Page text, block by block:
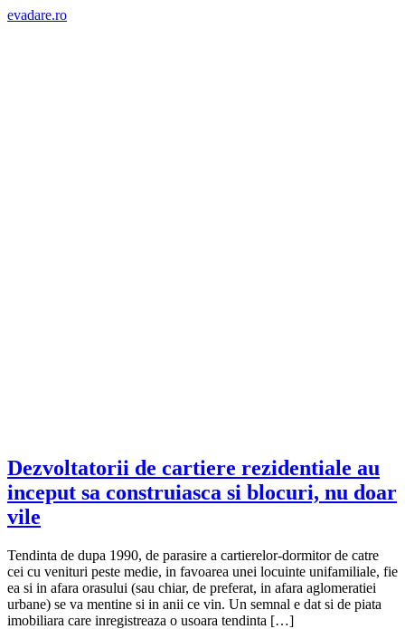
evadare.ro
Dezvoltatorii de cartiere rezidentiale au
inceput sa construiasca si blocuri, nu doar
vile
Tendinta de dupa 1990, de parasire a cartierelor-dormitor de catre
cei cu venituri peste medie, in favoarea unei locuinte unifamiliale, fie
ea si in afara orasului (sau chiar, de preferat, in afara aglomeratiei
urbane) se va mentine si in anii ce vin. Un semnal e dat si de piata
imobiliara care inregistreaza o usoara tendinta […]